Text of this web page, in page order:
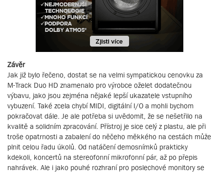
Závěr
Jak již bylo řečeno, dostat se na velmi sympatickou cenovku za
M-Track Duo HD znamenalo pro výrobce oželet dodatečnou
výbavu, jako jsou zejména nějaké lepší ukazatele vstupního
vybuzení. Také zcela chybí MIDI, digitální I/O a mohli bychom
pokračovat dále. Je ale potřeba si uvědomit, že se nešetřilo na
kvalitě a solidním zpracování. Přístroj je sice celý z plastu, ale při
troše opatrnosti a zabalení do něčeho měkkého na cestách může
plnit celou řadu úkolů. Od natáčení demosnímků prakticky
kdekoli, koncertů na stereofonní mikrofonní pár, až po přepis
nahrávek. Ale i jako pouhé rozhraní pro poslechové monitory se